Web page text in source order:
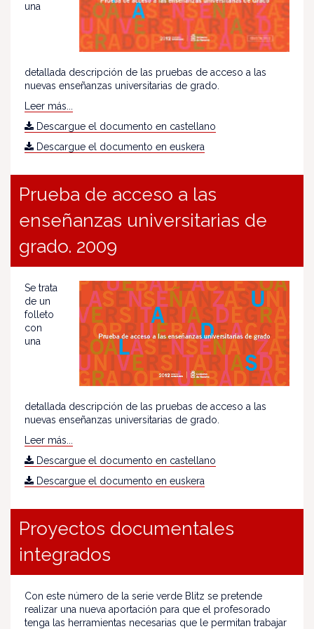
una
detallada descripción de las pruebas de acceso a las
nuevas enseñanzas universitarias de grado.
Leer más...
Descargue el documento en castellano
Descargue el documento en euskera
Prueba de acceso a las
enseñanzas universitarias de
grado. 2009
Se trata
de un
folleto
con
una
detallada descripción de las pruebas de acceso a las
nuevas enseñanzas universitarias de grado.
Leer más...
Descargue el documento en castellano
Descargue el documento en euskera
Proyectos documentales
integrados
Con este número de la serie verde Blitz se pretende
realizar una nueva aportación para que el profesorado
tenga las herramientas necesarias que le permitan trabajar